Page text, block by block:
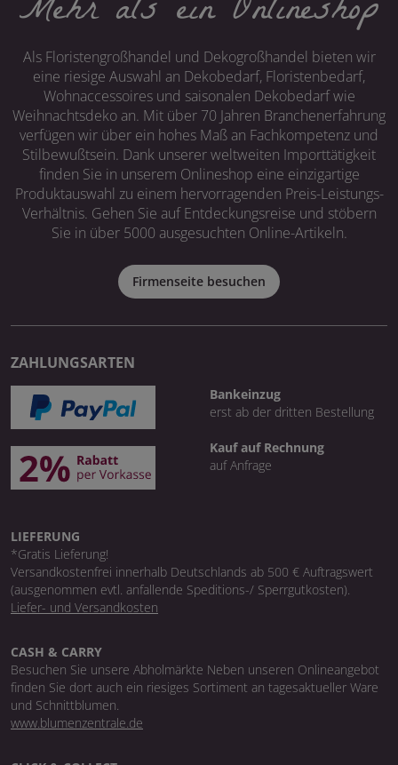
Als Floristengroßhandel und Dekogroßhandel bieten wir
eine riesige Auswahl an Dekobedarf, Floristenbedarf,
Wohnaccessoires und saisonalen Dekobedarf wie
Weihnachtsdeko an. Mit über 70 Jahren Branchenerfahrung
verfügen wir über ein hohes Maß an Fachkompetenz und
Stilbewußtsein. Dank unserer weltweiten Importtätigkeit
finden Sie in unserem Onlineshop eine einzigartige
Produktauswahl zu einem hervorragenden Preis-Leistungs-
Verhältnis. Gehen Sie auf Entdeckungsreise und stöbern
Sie in über 5000 ausgesuchten Online-Artikeln.
Firmenseite besuchen
ZAHLUNGSARTEN
Bankeinzug
erst ab der dritten Bestellung
Kauf auf Rechnung
auf Anfrage
LIEFERUNG
*Gratis Lieferung!
Versandkostenfrei innerhalb Deutschlands ab 500 € Auftragswert
(ausgenommen evtl. anfallende Speditions-/ Sperrgutkosten).
Liefer- und Versandkosten
CASH & CARRY
Besuchen Sie unsere Abholmärkte Neben unseren Onlineangebot
finden Sie dort auch ein riesiges Sortiment an tagesaktueller Ware
und Schnittblumen.
www.blumenzentrale.de